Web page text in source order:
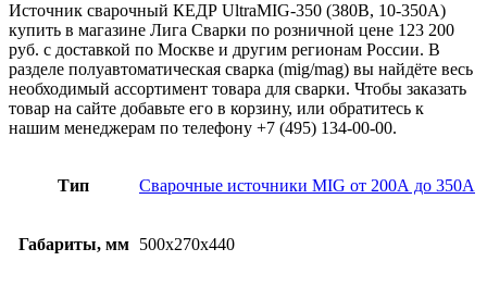
Источник сварочный КЕДР UltraMIG-350 (380В, 10-350А)
купить в магазине Лига Сварки по розничной цене 123 200
руб. с доставкой по Москве и другим регионам России. В
разделе полуавтоматическая сварка (mig/mag) вы найдёте весь
необходимый ассортимент товара для сварки. Чтобы заказать
товар на сайте добавьте его в корзину, или обратитесь к
нашим менеджерам по телефону +7 (495) 134-00-00.
Тип Сварочные источники MIG от 200А до 350А
Габариты, мм 500х270х440